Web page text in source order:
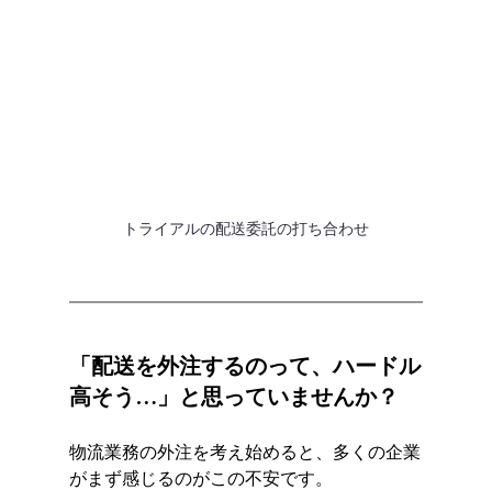
トライアルの配送委託の打ち合わせ
「配送を外注するのって、ハードル
高そう…」と思っていませんか？
物流業務の外注を考え始めると、多くの企業
がまず感じるのがこの不安です。